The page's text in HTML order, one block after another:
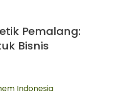
Pemalang:
Bisnis
Indonesia